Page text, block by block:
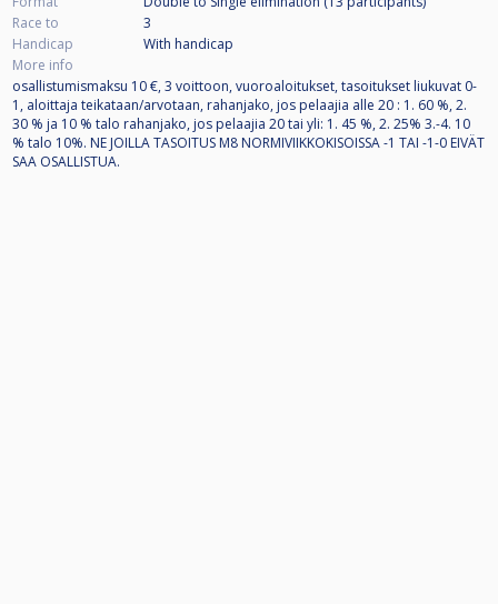
Race to
3
Handicap
With handicap
More info
osallistumismaksu 10 €, 3 voittoon, vuoroaloitukset, tasoitukset liukuvat 0-
1, aloittaja teikataan/arvotaan, rahanjako, jos pelaajia alle 20 : 1. 60 %, 2.
30 % ja 10 % talo rahanjako, jos pelaajia 20 tai yli: 1. 45 %, 2. 25% 3.-4. 10
% talo 10%. NE JOILLA TASOITUS M8 NORMIVIIKKOKISOISSA -1 TAI -1-0 EIVÄT
SAA OSALLISTUA.